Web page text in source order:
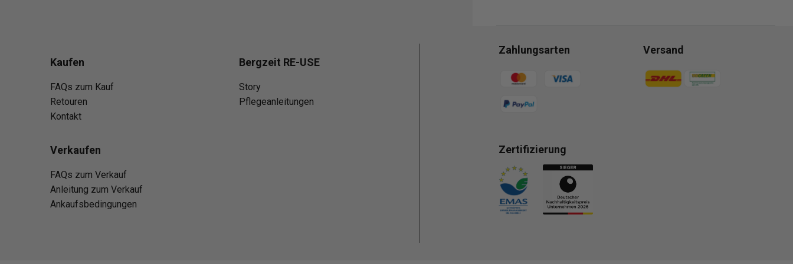
Kaufen
FAQs zum Kauf
Retouren
Kontakt
Bergzeit RE-USE
Story
Pflegeanleitungen
Verkaufen
FAQs zum Verkauf
Anleitung zum Verkauf
Ankaufsbedingungen
Zahlungsarten
Zahlungsmethoden
Versand
Zahlungsmethoden
Zertifizierung
Zahlungsmethoden